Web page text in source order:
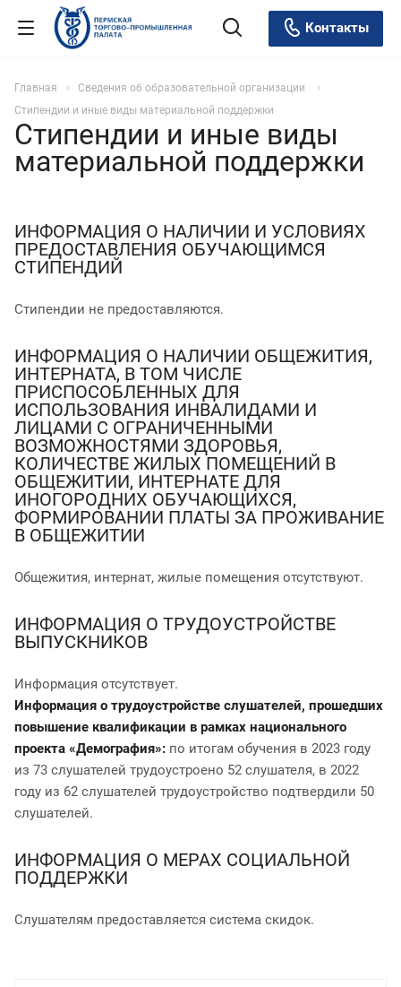
Контакты
Главная
Сведения об образовательной организации
Стипендии и иные виды материальной поддержки
Стипендии и иные виды
материальной поддержки
ИНФОРМАЦИЯ О НАЛИЧИИ И УСЛОВИЯХ
ПРЕДОСТАВЛЕНИЯ ОБУЧАЮЩИМСЯ
СТИПЕНДИЙ
Стипендии не предоставляются.
ИНФОРМАЦИЯ О НАЛИЧИИ ОБЩЕЖИТИЯ,
ИНТЕРНАТА, В ТОМ ЧИСЛЕ
ПРИСПОСОБЛЕННЫХ ДЛЯ
ИСПОЛЬЗОВАНИЯ ИНВАЛИДАМИ И
ЛИЦАМИ С ОГРАНИЧЕННЫМИ
ВОЗМОЖНОСТЯМИ ЗДОРОВЬЯ,
КОЛИЧЕСТВЕ ЖИЛЫХ ПОМЕЩЕНИЙ В
ОБЩЕЖИТИИ, ИНТЕРНАТЕ ДЛЯ
ИНОГОРОДНИХ ОБУЧАЮЩИХСЯ,
ФОРМИРОВАНИИ ПЛАТЫ ЗА ПРОЖИВАНИЕ
В ОБЩЕЖИТИИ
Общежития, интернат, жилые помещения отсутствуют.
ИНФОРМАЦИЯ О ТРУДОУСТРОЙСТВЕ
ВЫПУСКНИКОВ
Информация отсутствует.
Информация о трудоустройстве слушателей, прошедших
повышение квалификации в рамках национального
проекта «Демография»: по итогам обучения в 2023 году
из 73 слушателей трудоустроено 52 слушателя, в 2022
году из 62 слушателей трудоустройство подтвердили 50
слушателей.
ИНФОРМАЦИЯ О МЕРАХ СОЦИАЛЬНОЙ
ПОДДЕРЖКИ
Слушателям предоставляется система скидок.